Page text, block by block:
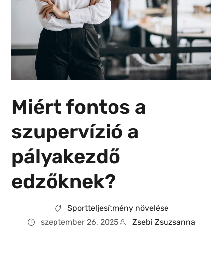
Miért fontos a
szupervízió a
pályakezdő
edzőknek?
Sportteljesítmény növelése
szeptember 26, 2025
Zsebi Zsuzsanna